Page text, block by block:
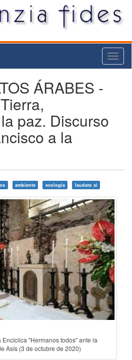
ÁRABES -
paz. Discurso
a la
ambiente ecología
laudato si
"Hermanos todos" ante la
Asís (3 de octubre de 2020)